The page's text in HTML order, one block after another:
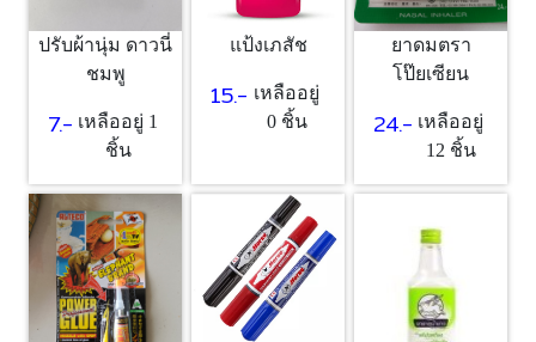
ปรับผ้านุ่ม ดาวนี่
ชมพู
7.- เหลืออยู่ 1
ชิ้น
แป้งเภสัช
15.- เหลืออยู่
0 ชิ้น
ยาดมตรา
โป๊ยเซียน
24.- เหลืออยู่
12 ชิ้น